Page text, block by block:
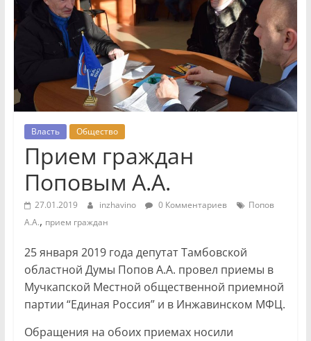
Власть Общество
Прием граждан
Поповым А.А.
27.01.2019 inzhavino 0 Комментариев
Попов
А.А., прием граждан
25 января 2019 года депутат Тамбовской
областной Думы Попов А.А. провел приемы в
Мучкапской Местной общественной приемной
партии “Единая Россия” и в Инжавинском МФЦ.
Обращения на обоих приемах носили